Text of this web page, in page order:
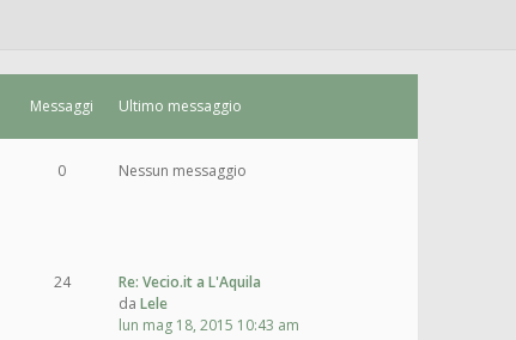
Messaggi Ultimo messaggio
0 Nessun messaggio
24
Re: Vecio.it a L'Aquila
da Lele
lun mag 18, 2015 10:43 am